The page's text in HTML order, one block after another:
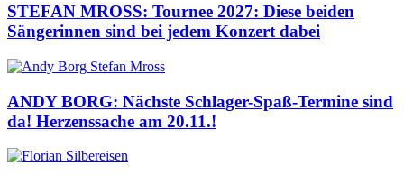
STEFAN MROSS: Tournee 2027: Diese beiden
Sängerinnen sind bei jedem Konzert dabei
ANDY BORG: Nächste Schlager-Spaß-Termine sind
da! Herzenssache am 20.11.!